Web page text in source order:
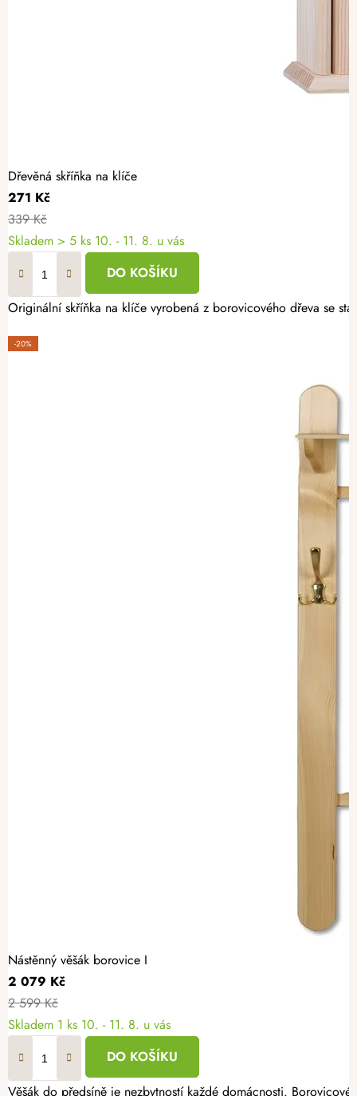
Dřevěná skříňka na klíče
271 Kč
339 Kč
Skladem > 5 ks 10. - 11. 8. u vás
DO KOŠÍKU
Originální skříňka na klíče vyrobená z borovicového dřeva se
-20%
Nástěnný věšák borovice I
2 079 Kč
2 599 Kč
Skladem 1 ks 10. - 11. 8. u vás
DO KOŠÍKU
Věšák do předsíně je nezbytností každé domácnosti.